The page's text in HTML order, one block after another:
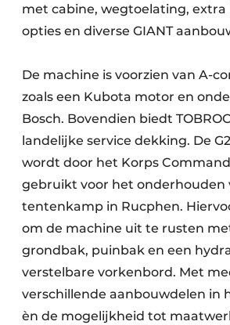
met cabine, wegtoelating, extra
opties en diverse GIANT
De machine is voorzien van A-
zoals een Kubota motor en
Bosch. Bovendien biedt
landelijke service dekking. De
wordt door het Korps
gebruikt voor het onderhouden
tentenkamp in Rucphen.
om de machine uit te rusten
grondbak, puinbak en een
verstelbare vorkenbord. Met
verschillende aanbouwdelen in
èn de mogelijkheid tot